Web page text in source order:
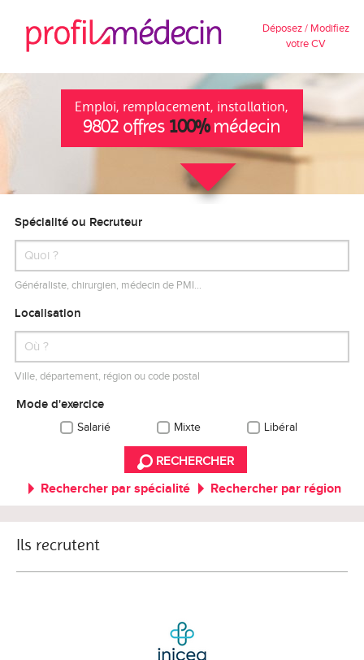
Déposez / Modifiez
votre CV
Emploi, remplacement, installation,
9802 offres 100%médecin
Spécialité ou Recruteur
Généraliste, chirurgien, médecin de PMI…
Localisation
Ville, département, région ou code postal
Mode d'exercice
Salarié Mixte Libéral
RECHERCHER
Rechercher par spécialité Rechercher par région
Ils recrutent